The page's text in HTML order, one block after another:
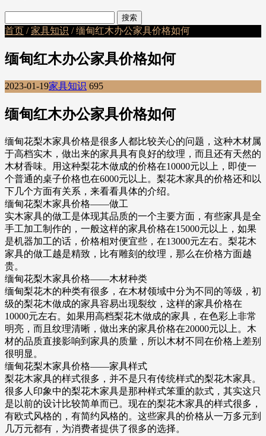
首页 /家具知识 / 缅甸红木办公家具价格如何
缅甸红木办公家具价格如何
2023-01-19家具知识 695
缅甸红木办公家具价格如何
缅甸花梨木家具价格是很多人都比较关心的问题，这种木材属
于高档实木，做出来的家具具有良好的纹理，而且还有天然的
木材香味。用这种梨花木做成的价格在10000元以上，即使一
个普通的桌子价格也在6000元以上。梨花木家具的价格还和以
下几个方面有关系，来看看具体的介绍。
缅甸花梨木家具价格——做工
实木家具的做工是体现其品质的一个主要方面，有些家具是全
手工加工制作的，一般这样的家具价格在15000元以上，如果
是机器加工的话，价格相对便宜些，在13000元左右。梨花木
家具的做工越是精致，比有雕刻的纹理，那么在价格方面越
贵。
缅甸花梨木家具价格——木材种类
缅甸梨花木的种类有很多，在木材领域中分为不同的等级，初
级的梨花木做成的家具容易出现裂纹，这样的家具价格在
10000元左右。如果用高档梨花木做成的家具，在色彩上非常
明亮，而且纹理清晰，做出来的家具价格在20000元以上。木
材的品质直接影响到家具的质量，所以木材不同在价格上差别
很明显。
缅甸花梨木家具价格——家具样式
梨花木家具的样式很多，并不是只有传统样式的梨花木家具。
很多人印象中的梨花木家具是那种样式笨重的款式，其实这只
是以前的设计比较简单而已。现在的梨花木家具的样式很多，
有欧式风格的，有简约风格的。这些家具的价格从一万多元到
几万元都有，为消费者提供了很多的选择。